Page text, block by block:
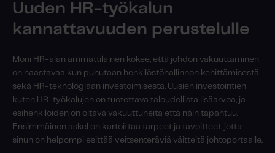
Uuden HR-työkalun
kannattavuuden perustelulle
Moni HR-alan ammattilainen kokee, että johdon vakuuttaminen
on haastavaa kun puhutaan henkilöstöhallinnon kehittämisestä
sekä HR-teknologiaan investoimisesta. Uusien investointien
kuten HR-työkalujen on tuotettava taloudellista lisäarvoa, ja
esihenkilöiden on oltava vakuuttuneita että näin tapahtuu.
Ensimmäinen askel on kartoittaa tarpeet ja tavoitteet, jotta
sinun on helpompi esittää veitsenteräviä väitteitä johtoportaalle.